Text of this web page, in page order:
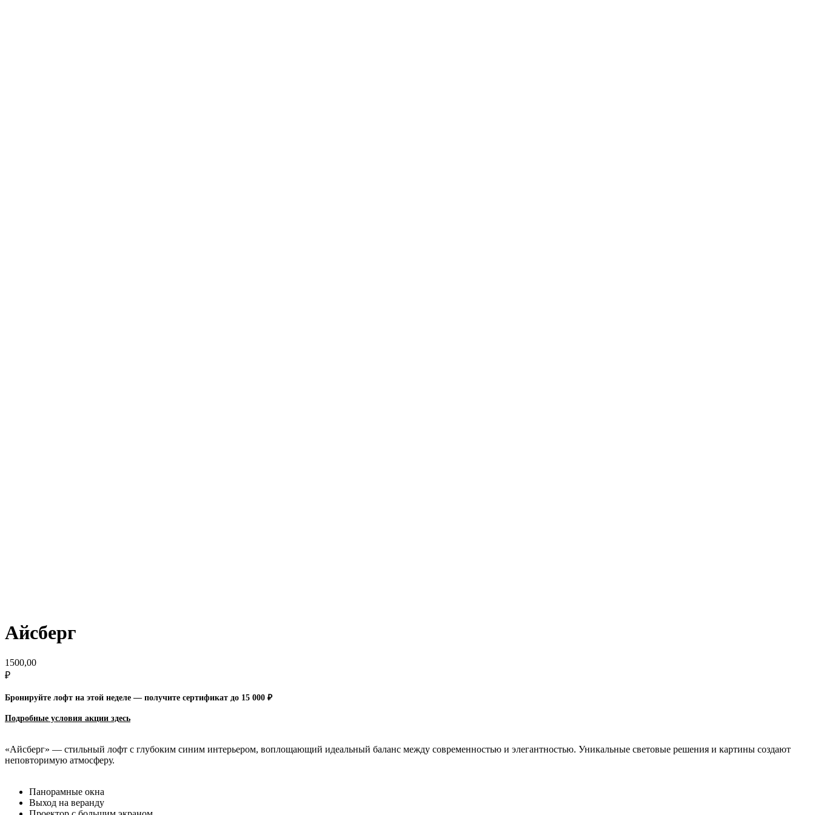
Айсберг
1500,00
₽
Бронируйте лофт на этой неделе — получите сертификат до 15 000 ₽
Подробные условия акции здесь
«Айсберг» — стильный лофт с глубоким синим интерьером, воплощающий идеальный баланс между современностью и элегантностью. Уникальные световые решения и картины создают
неповторимую атмосферу.
Панорамные окна
Выход на веранду